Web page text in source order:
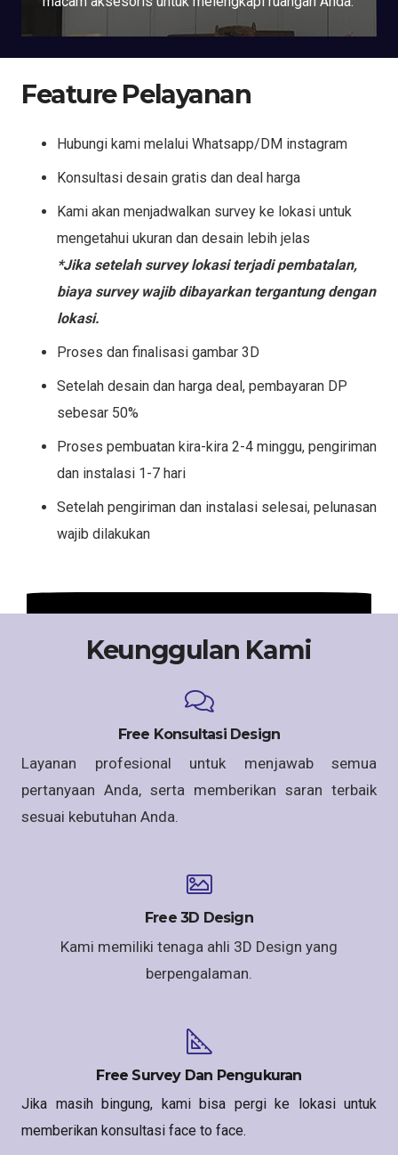
Feature Pelayanan
Hubungi kami melalui Whatsapp/DM instagram
Konsultasi desain gratis dan deal harga
Kami akan menjadwalkan survey ke lokasi untuk
mengetahui ukuran dan desain lebih jelas
*Jika setelah survey lokasi terjadi pembatalan,
biaya survey wajib dibayarkan tergantung dengan
lokasi.
Proses dan finalisasi gambar 3D
Setelah desain dan harga deal, pembayaran DP
sebesar 50%
Proses pembuatan kira-kira 2-4 minggu, pengiriman
dan instalasi 1-7 hari
Setelah pengiriman dan instalasi selesai, pelunasan
wajib dilakukan
Keunggulan Kami
Free Konsultasi Design
Layanan profesional untuk menjawab semua
pertanyaan Anda, serta memberikan saran terbaik
sesuai kebutuhan Anda.
Free 3D Design
Kami memiliki tenaga ahli 3D Design yang
berpengalaman.
Free Survey Dan Pengukuran
Jika masih bingung, kami bisa pergi ke lokasi untuk
memberikan konsultasi face to face.